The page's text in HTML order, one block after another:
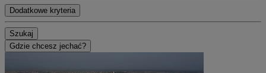
Dodatkowe kryteria
Szukaj
Gdzie chcesz jechać?